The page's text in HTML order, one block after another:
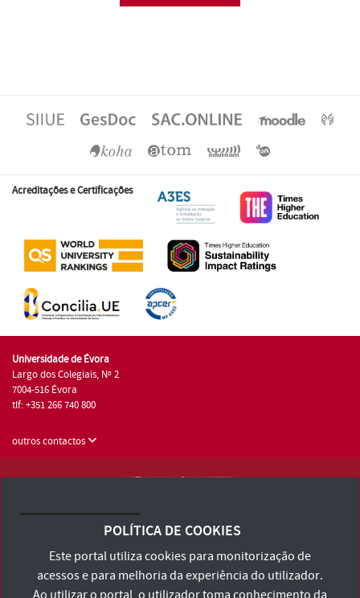
Acreditações e Certificações
Universidade de Évora
Largo dos Colegiais, Nº 2
7004-516 Évora
tlf: +351 266 740 800
outros contactos
Consulte os Termos e Condições e Política de Privacidade
Declaração de Acessibilidade
POLÍTICA DE COOKIES
Este portal utiliza cookies para monitorização de
acessos e para melhoria da experiência do utilizador.
Ao utilizar o portal, o utilizador toma conhecimento da